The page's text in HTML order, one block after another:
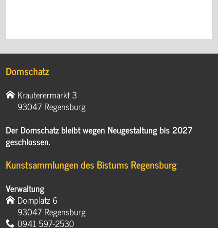
Domschatz
Krauterermarkt 3
93047 Regensburg
Der Domschatz bleibt wegen Neugestaltung bis 2027
geschlossen.
Kunstsammlungen des Bistums Regensburg
Verwaltung
Domplatz 6
93047 Regensburg
0941 597-2530